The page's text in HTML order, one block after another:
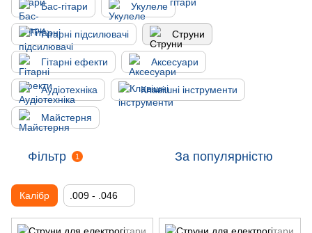
Бас-гітари Укулеле
Гітарні підсилювачі Струни
Гітарні ефекти Аксесуари
Аудіотехніка Клавішні інструменти
Майстерня
Фільтр 1 За популярністю
Калібр .009 - .046